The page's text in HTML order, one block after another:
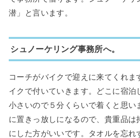
潜」と言います。
シュノーケリング事務所へ。
コーチがバイクで迎えに来てくれま
イクで付いていきます。どこに宿泊
小さいので５分くらいで着くと思い
に置きっ放しになるので、貴重品は
にした方がいいです。タオルを忘れ